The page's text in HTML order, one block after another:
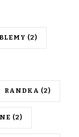
(2)
RANDKA (2)
(2)